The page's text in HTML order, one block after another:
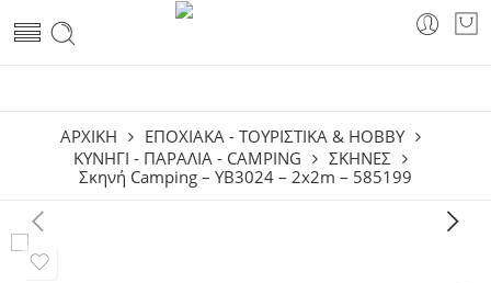
ΑΡΧΙΚΗ
ΕΠΟΧΙΑΚΑ - ΤΟΥΡΙΣΤΙΚΑ & HOBBY
ΚΥΝΉΓΙ - ΠΑΡΑΛΊΑ - CAMPING
ΣΚΗΝΈΣ
Σκηνή Camping – YB3024 – 2x2m – 585199